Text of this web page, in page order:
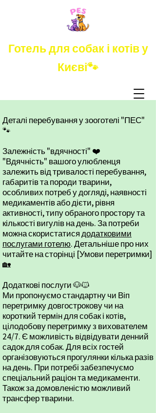
Готель для собак і котів у
Києві🐾
Деталі перебування у зооготелі "ПЕС"
🐾
Залежність "вдячності" ❤️
"Вдячність" вашого улюбленця
залежить від тривалості перебування,
габаритів та породи тварини,
особливих потреб у догляді, наявності
медикаментів або дієти, рівня
активності, типу обраного простору та
кількості вигулів на день. За потреби
можна скористатисядодатковими
послугами готелю. Детальніше про них
читайте на сторінці [Умови перетримки]
🏡
Додаткові послуги 🐶🐱
Ми пропонуємо стандартну чи Віп
перетримку довгострокову чи на
короткий термін для собак і котів,
цілодобову перетримку з вихователем
24/7. Є можливість відвідувати денний
садок для собак. Для всіх гостей
організовуються прогулянки кілька разів
на день. При потребі забезпечуємо
спеціальний раціон та медикаменти.
Також за домовленістю можливий
трансфер тварини.